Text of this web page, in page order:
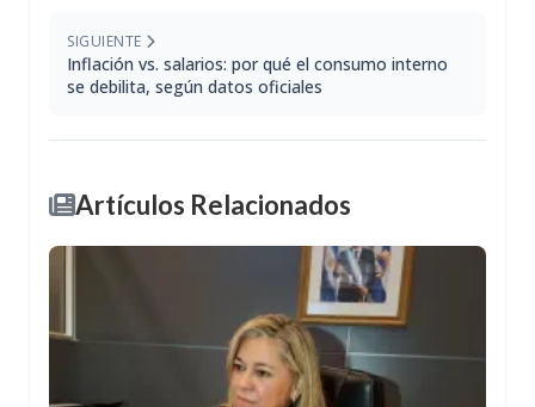
SIGUIENTE
Inflación vs. salarios: por qué el consumo interno
se debilita, según datos oficiales
Artículos Relacionados